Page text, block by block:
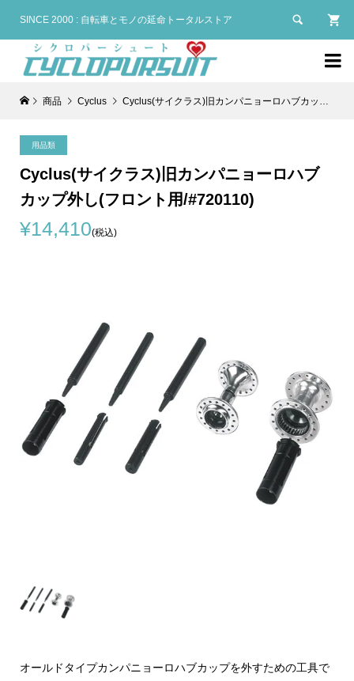
SINCE 2000 : 自転車とモノの延命トータルストア 

商品 Cyclus Cyclus(サイクラス)旧カンパニョーロハブカップ外し(フロント用/#720110)
用品類
Cyclus(サイクラス)旧カンパニョーロハブ
カップ外し(フロント用/#720110)
¥14,410(税込)
オールドタイプカンパニョーロハブカップを外すための工具で